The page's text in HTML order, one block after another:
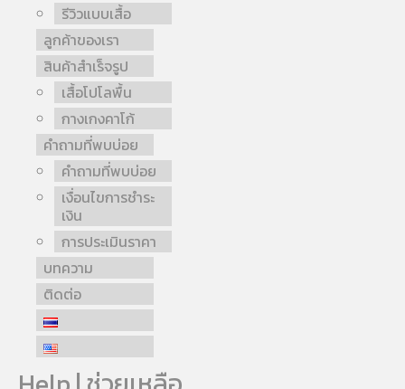
รีวิวแบบเสื้อ
ลูกค้าของเรา
สินค้าสำเร็จรูป
เสื้อโปโลพื้น
กางเกงคาโก้
คำถามที่พบบ่อย
คำถามที่พบบ่อย
เงื่อนไขการชำระ
เงิน
การประเมินราคา
บทความ
ติดต่อ